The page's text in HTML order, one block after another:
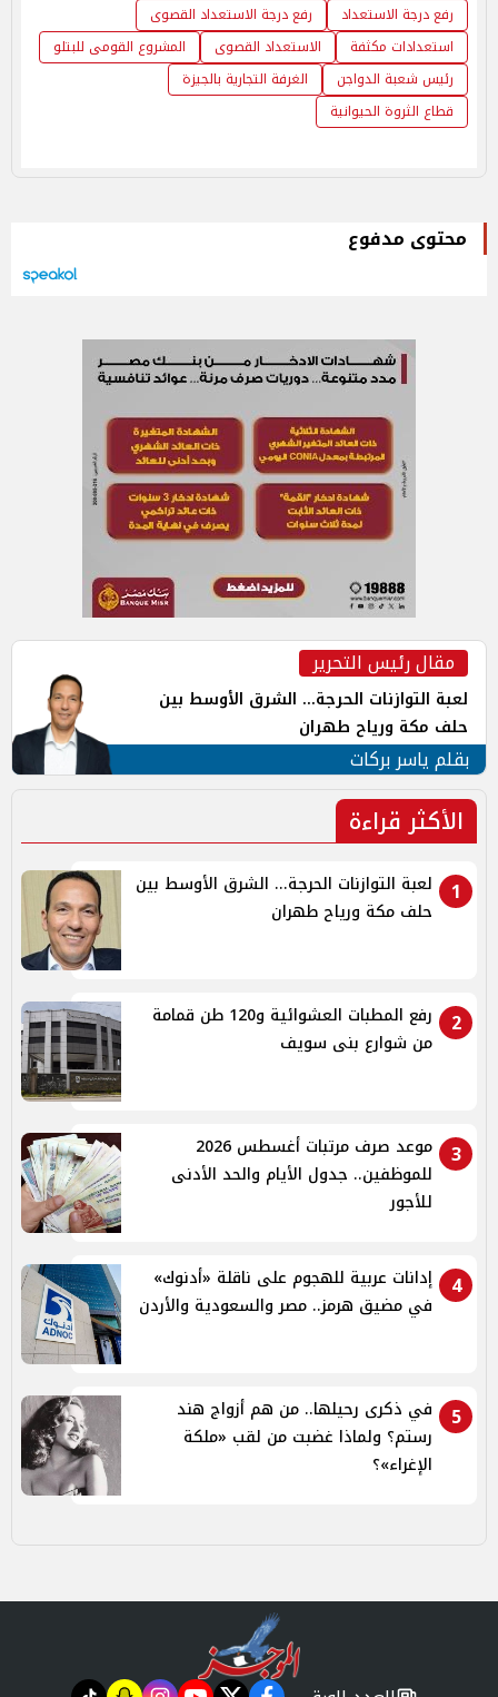
رفع درجة الاستعداد
رفع درجة الاستعداد القصوى
استعدادات مكثفة
الاستعداد القصوى
المشروع القومى للبتلو
رئيس شعبة الدواجن
الغرفة التجارية بالجيزة
قطاع الثروة الحيوانية
محتوى مدفوع
مقال رئيس التحرير
لعبة التوازنات الحرجة... الشرق الأوسط بين
حلف مكة ورياح طهران
بقلم ياسر بركات
الأكثر قراءة
1
لعبة التوازنات الحرجة... الشرق الأوسط بين
حلف مكة ورياح طهران
2
رفع المطبات العشوائية و120 طن قمامة
من شوارع بنى سويف
3
موعد صرف مرتبات أغسطس 2026
للموظفين.. جدول الأيام والحد الأدنى
للأجور
4
إدانات عربية للهجوم على ناقلة «أدنوك»
في مضيق هرمز.. مصر والسعودية والأردن
5
في ذكرى رحيلها.. من هم أزواج هند
رستم؟ ولماذا غضبت من لقب «ملكة
الإغراء»؟